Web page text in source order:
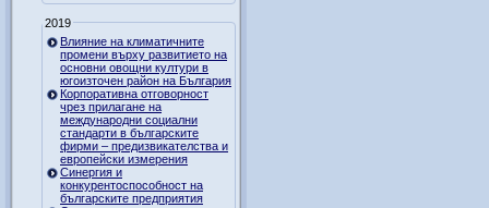
2019
Влияние на климатичните
промени върху развитието на
основни овощни култури в
югоизточен район на България
Корпоративна отговорност
чрез прилагане на
международни социални
стандарти в българските
фирми – предизвикателства и
европейски измерения
Синергия и
конкурентоспособност на
българските предприятия